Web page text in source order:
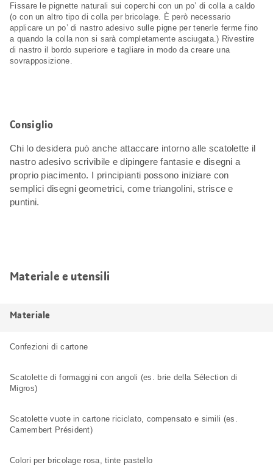
Fissare le pignette naturali sui coperchi con un po’ di colla a caldo
(o con un altro tipo di colla per bricolage. È però necessario
applicare un po’ di nastro adesivo sulle pigne per tenerle ferme fino
a quando la colla non si sarà completamente asciugata.) Rivestire
di nastro il bordo superiore e tagliare in modo da creare una
sovrapposizione.
Consiglio
Chi lo desidera può anche attaccare intorno alle scatolette il
nastro adesivo scrivibile e dipingere fantasie e disegni a
proprio piacimento. I principianti possono iniziare con
semplici disegni geometrici, come triangolini, strisce e
puntini.
Materiale e utensili
Materiale
Confezioni di cartone
Scatolette di formaggini con angoli (es. brie della Sélection di
Migros)
Scatolette vuote in cartone riciclato, compensato e simili (es.
Camembert Président)
Colori per bricolage rosa, tinte pastello